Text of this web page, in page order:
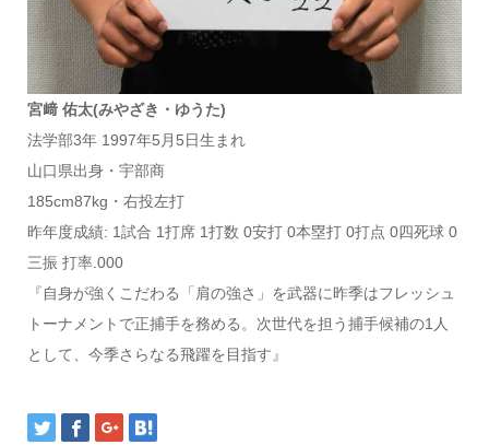
宮﨑 佑太(みやざき・ゆうた)
法学部3年 1997年5月5日生まれ
山口県出身・宇部商
185cm87kg・右投左打
昨年度成績: 1試合 1打席 1打数 0安打 0本塁打 0打点 0四死球 0
三振 打率.000
『自身が強くこだわる「肩の強さ」を武器に昨季はフレッシュ
トーナメントで正捕手を務める。次世代を担う捕手候補の1人
として、今季さらなる飛躍を目指す』